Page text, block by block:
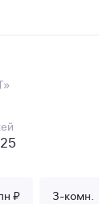
₽ 3-комн.